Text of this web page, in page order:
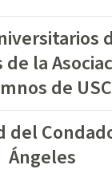
la
de USC
del
Ángeles